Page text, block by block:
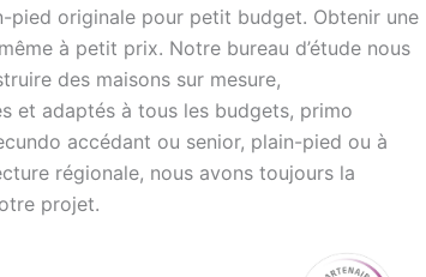
pied originale pour petit budget. Obtenir une
à petit prix. Notre bureau d’étude nous
des maisons sur mesure,
et adaptés à tous les budgets, primo
accédant ou senior, plain-pied ou à
régionale, nous avons toujours la
projet.